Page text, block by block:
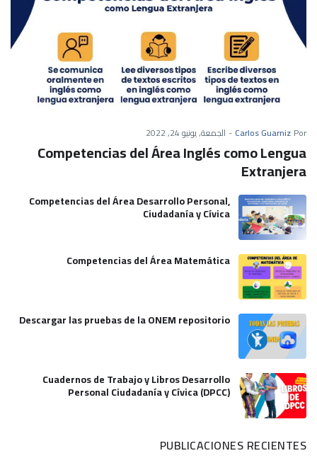
Por
Carlos Guarniz
- الجمعة, يونيو 24, 2022
Competencias del Área Inglés como Lengua
Extranjera
Competencias del Área Desarrollo Personal,
Ciudadanía y Cívica
Competencias del Área Matemática
Descargar las pruebas de la ONEM repositorio
Cuadernos de Trabajo y Libros Desarrollo
Personal Ciudadanía y Cívica (DPCC)
PUBLICACIONES RECIENTES